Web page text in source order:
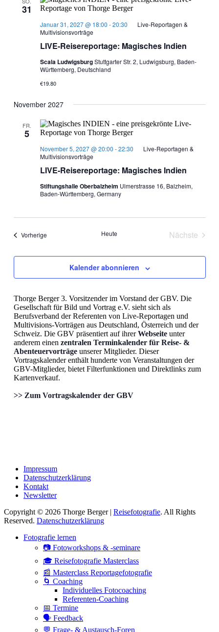
31
LIVE-Reisereportage: Magisches Indien
Januar 31, 2027 @ 18:00 -20:30
Live-Reportagen &
Multivisionsvorträge
Scala LudwigsburgStuttgarter Str. 2, Ludwigsburg, Baden-
Württemberg, Deutschland
€19.80
November 2027
FR.
5
LIVE-Reisereportage: Magisches Indien
November 5, 2027 @ 20:00 -22:30
Live-Reportagen &
Multivisionsvorträge
Stiftungshalle Oberbalzheim Ulmerstrasse 16, Balzheim,
Baden-Württemberg, Germany
VorherigeVeranstaltungen Heute
Nächste
Kalender abonnieren
Thorge Berger 3. Vorsitzender im Vorstand der GBV. Die
Gesellschaft für Bild und Vortrag e.V. sieht sich als
Berufsverband der Referenten von Live-Reportagen und
Multivisions-Vorträgen aus Deutschland, Österreich und der
Schweiz. Die GBV präsentiert auf ihrerWebseiteunter
anderem einen zentralen Terminkalender für Reise- &
Abenteuervorträgeunserer Mitglieder. Dieser
Vortragskalender enthält hunderte von Veranstaltungen der
GBV-Mitglieder, bietet Filterfunktionen und Direktlinks zum
Kartenverkauf.
>> Zum Vortragskalender der GBV
Impressum
Datenschutzerklärung
Kontakt
Newsletter
Copyright © 2026 Thorge Berger | Reisefotografie. All Rights
Reserved. Datenschutzerklärung
scrollenFotografie lernen
📷 Fotoworkshops & -seminare
🎓 Reisefotografie Masterclass
📰 Masterclass Reportagefotografie
🌀 Coaching
Individuelles Fotocoaching
Referenten-Coaching
📅 Termine
🗣 Feedback
💬 Frage- & Austausch-Foren